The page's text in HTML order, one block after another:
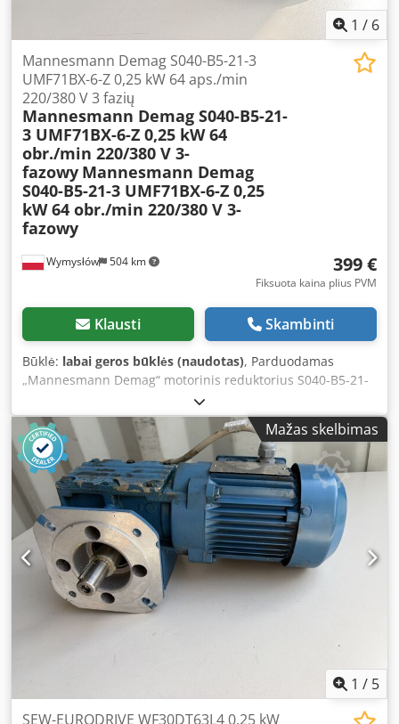
1 / 6
Wymysłów 504 km
Mannesmann Demag S040-B5-21-3
UMF71BX-6-Z 0,25 kW 64 aps./min
220/380 V 3 fazių
Mannesmann Demag S040-B5-21-
3 UMF71BX-6-Z 0,25 kW 64
obr./min 220/380 V 3-
fazowy Mannesmann Demag
S040-B5-21-3 UMF71BX-6-Z 0,25
kW 64 obr./min 220/380 V 3-
fazowy
399 €
Fiksuota kaina plius PVM
Klausti Skambinti
Būklė: labai geros būklės (naudotas), Parduodamas
„Mannesmann Demag“ motorinis reduktorius S040-B5-21-
3/, su trifaze „UMF71BX-6-Z“ varikliu, galia – 0,25 kW.
Įrenginys yra visiškai veikiantis, išbandytas ir paruoštas
darbui. Techninė ir vizualinė būklė gera, matomi normalūs
naudojimo pėdsakai, atsiradę eksploatacijos metu. Patvari
pavarų dėžė ir patikimas variklis užtikrina, kad motorinis
reduktorius puikiai tinka transportavimo įrenginių,
dozatorių, gamybos mašinų ir kitų pramoninių įrenginių
pavarai. Techniniai duomenys: Gamintojas: „Mannesmann
Demag“ Pavaros dėžės tipas: S040-B5-21-3/ Variklio tipas:
„UMF71BX-6-Z“ Variklio galia: 0,25 kW Maitinimas: 3 ×
220/380 V, 50 Hz Variklio greitis: 890 aps./min. Išėjimo
greitis: apie 64 aps./min. Perdavimo santykis: i = 14 Srovė:
1,56 / 0,90 A Galios koeficientas: cos φ 0,73 Apsaugos klasė:
IP54 Izoliacijos klasė: B Tepimas: sintetinė alyva Dcjdoznxa
Mažas skelbimas
1 / 5
SEW-EURODRIVE WF30DT63L4 0,25 kW